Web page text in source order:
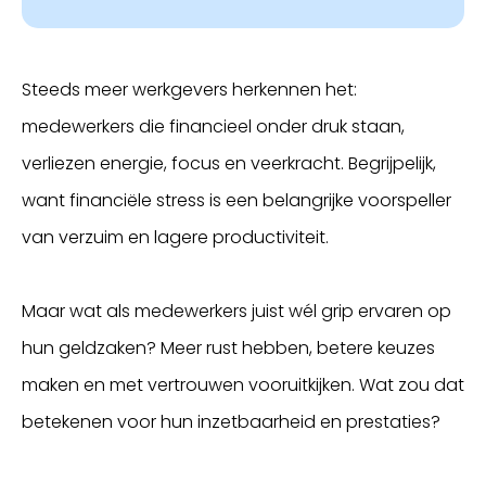
Steeds meer werkgevers herkennen het:
medewerkers die financieel onder druk staan,
verliezen energie, focus en veerkracht. Begrijpelijk,
want financiële stress is een belangrijke voorspeller
van verzuim en lagere productiviteit.
Maar wat als medewerkers juist wél grip ervaren op
hun geldzaken? Meer rust hebben, betere keuzes
maken en met vertrouwen vooruitkijken. Wat zou dat
betekenen voor hun inzetbaarheid en prestaties?